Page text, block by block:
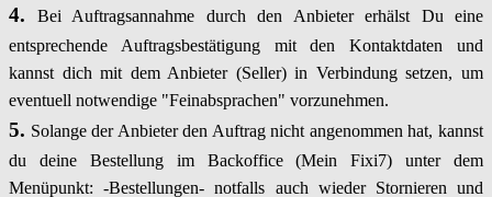
4. Bei Auftragsannahme durch den Anbieter erhälst Du eine
entsprechende Auftragsbestätigung mit den Kontaktdaten und
kannst dich mit dem Anbieter (Seller) in Verbindung setzen, um
eventuell notwendige "Feinabsprachen" vorzunehmen.
5. Solange der Anbieter den Auftrag nicht angenommen hat, kannst
du deine Bestellung im Backoffice (Mein Fixi7) unter dem
Menüpunkt: -Bestellungen- notfalls auch wieder Stornieren und